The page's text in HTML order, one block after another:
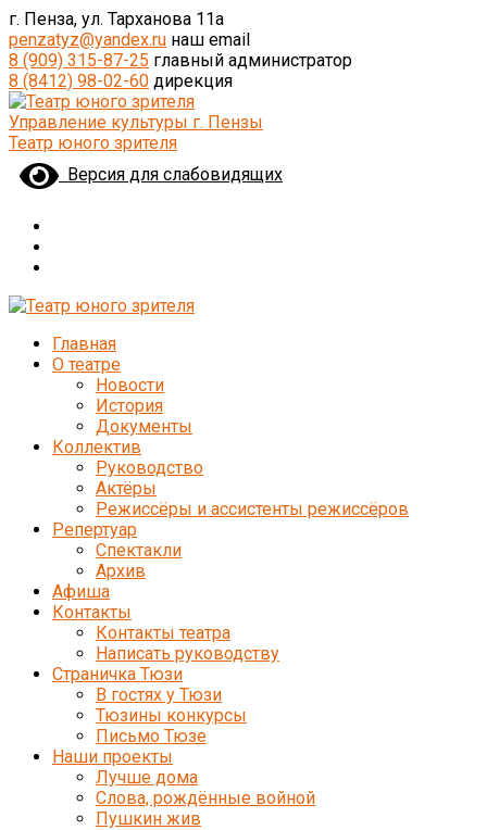
г. Пенза, ул. Тарханова 11а
penzatyz@yandex.ru наш email
8 (909) 315-87-25 главный администратор
8 (8412) 98-02-60 дирекция
Управление культуры г. Пензы
Театр юного зрителя
Версия для слабовидящих
Главная
О театре
Новости
История
Документы
Коллектив
Руководство
Актёры
Режиссёры и ассистенты режиссёров
Репертуар
Спектакли
Архив
Афиша
Контакты
Контакты театра
Написать руководству
Страничка Тюзи
В гостях у Тюзи
Тюзины конкурсы
Письмо Тюзе
Наши проекты
Лучше дома
Слова, рождённые войной
Пушкин жив